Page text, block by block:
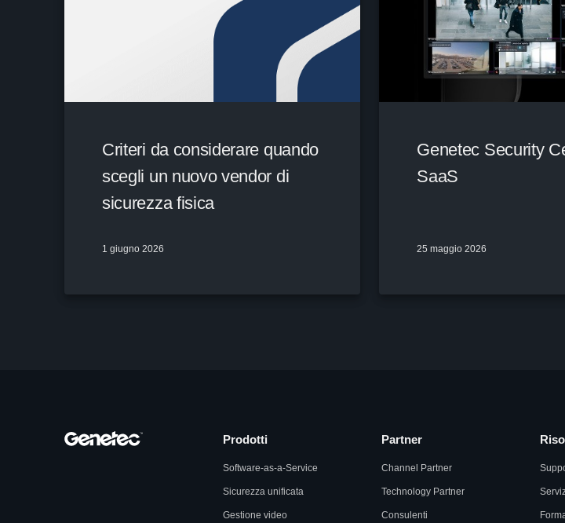
Criteri da considerare quando
scegli un nuovo vendor di
sicurezza fisica
1 giugno 2026
Genetec Security
SaaS
25 maggio 2026
Prodotti
Software-as-a-Service
Sicurezza unificata
Gestione video
Partner
Channel Partner
Technology Partner
Consulenti